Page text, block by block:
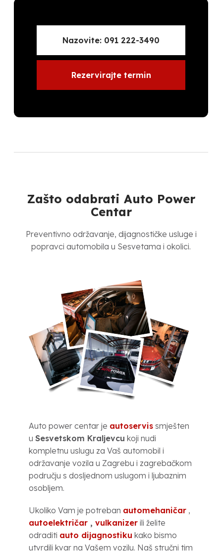
Nazovite: 091 222-3490
Rezervirajte termin
Zašto odabrati Auto Power
Centar
Preventivno održavanje, dijagnostičke usluge i
popravci automobila u Sesvetama i okolici.
Auto power centar je autoservissmješten
u Sesvetskom Kraljevcu koji nudi
kompletnu uslugu za Vaš automobil i
održavanje vozila u Zagrebu i zagrebačkom
području s dosljednom uslugom i ljubaznim
osobljem.
Ukoliko Vam je potreban automehaničar,
autoelektričar, vulkanizerili želite
odraditi auto dijagnostiku kako bismo
utvrdili kvar na Vašem vozilu. Naš stručni tim